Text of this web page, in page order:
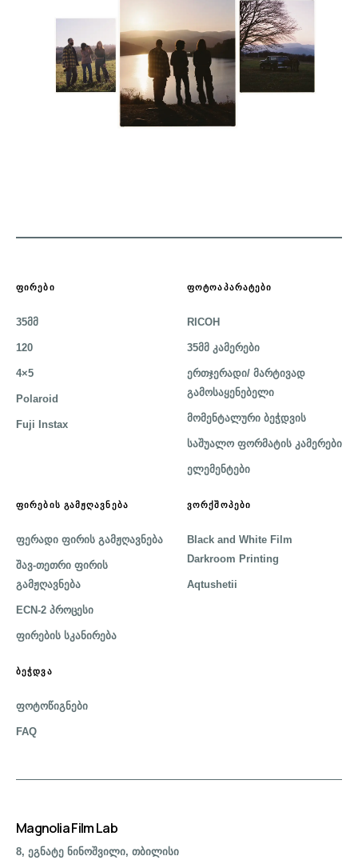
ᲤᲘᲠᲔᲑᲘ
35მმ
120
4×5
Polaroid
Fuji Instax
ᲤᲝᲢᲝᲐᲞᲐᲠᲐᲢᲔᲑᲘ
RICOH
35მმ კამერები
ერთჯერადი/ მარტივად
გამოსაყენებელი
მომენტალური ბეჭდვის
საშუალო ფორმატის კამერები
ელემენტები
ᲤᲘᲠᲔᲑᲘᲡ ᲒᲐᲛᲟᲦᲐᲕᲜᲔᲑᲐ
ფერადი ფირის გამჟღავნება
შავ-თეთრი ფირის
გამჟღავნება
ECN-2 პროცესი
ფირების სკანირება
ᲕᲝᲠᲥᲨᲝᲞᲔᲑᲘ
Black and White Film
Darkroom Printing
Aqtushetii
ᲑᲔᲭᲓᲕᲐ
ფოტოწიგნები
FAQ
Magnolia Film Lab
8, ეგნატე ნინოშვილი, თბილისი